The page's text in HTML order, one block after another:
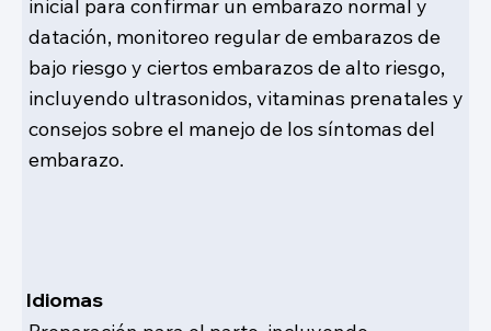
inicial para confirmar un embarazo normal y
datación, monitoreo regular de embarazos de
bajo riesgo y ciertos embarazos de alto riesgo,
incluyendo ultrasonidos, vitaminas prenatales y
consejos sobre el manejo de los síntomas del
embarazo.
Idiomas